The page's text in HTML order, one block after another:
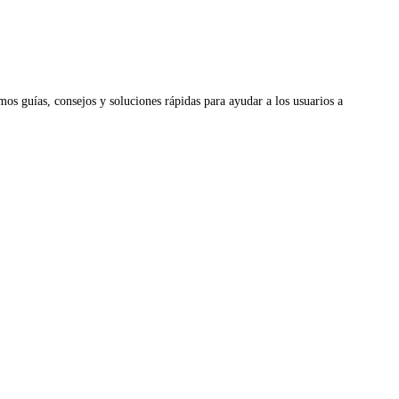
guías, consejos y soluciones rápidas para ayudar a los usuarios a